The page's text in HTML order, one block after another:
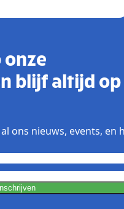
onze
blijf altijd op
ons nieuws, events, en
Inschrijven